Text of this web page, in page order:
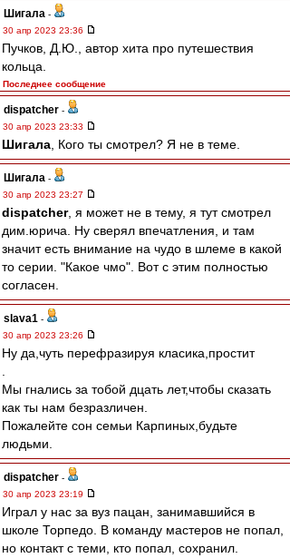
Шигала -
30 апр 2023 23:36
Пучков, Д.Ю., автор хита про путешествия
кольца.
Последнее сообщение
dispatcher -
30 апр 2023 23:33
Шигала , Кого ты смотрел? Я не в теме.
Шигала -
30 апр 2023 23:27
dispatcher, я может не в тему, я тут смотрел
дим.юрича. Ну сверял впечатления, и там
значит есть внимание на чудо в шлеме в какой
то серии. "Какое чмо". Вот с этим полностью
согласен.
slava1 -
30 апр 2023 23:26
Ну да,чуть перефразируя класика,простит
Мы гнались за тобой дцать лет,чтобы сказать
как ты нам безразличен.
Пожалейте сон семьи Карпиных,будьте
людьми.
dispatcher -
30 апр 2023 23:19
Играл у нас за вуз пацан, занимавшийся в
школе Торпедо. В команду мастеров не попал,
но контакт с теми, кто попал, сохранил.